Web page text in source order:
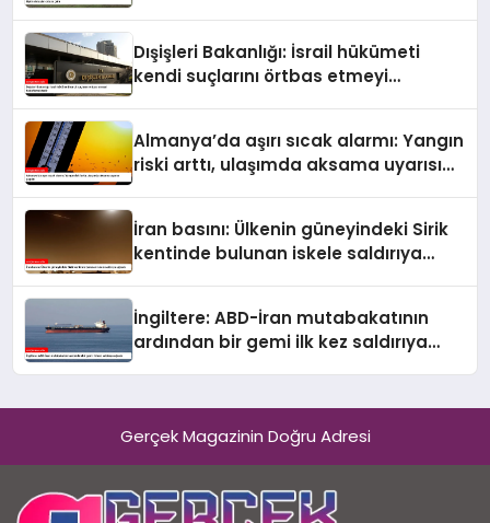
Dışişleri Bakanlığı: İsrail hükümeti
kendi suçlarını örtbas etmeyi
Almanya’da aşırı sıcak alarmı: Yangın
riski arttı, ulaşımda aksama uyarısı
İran basını: Ülkenin güneyindeki Sirik
kentinde bulunan iskele saldırıya
İngiltere: ABD-İran mutabakatının
ardından bir gemi ilk kez saldırıya
Gerçek Magazinin Doğru Adresi